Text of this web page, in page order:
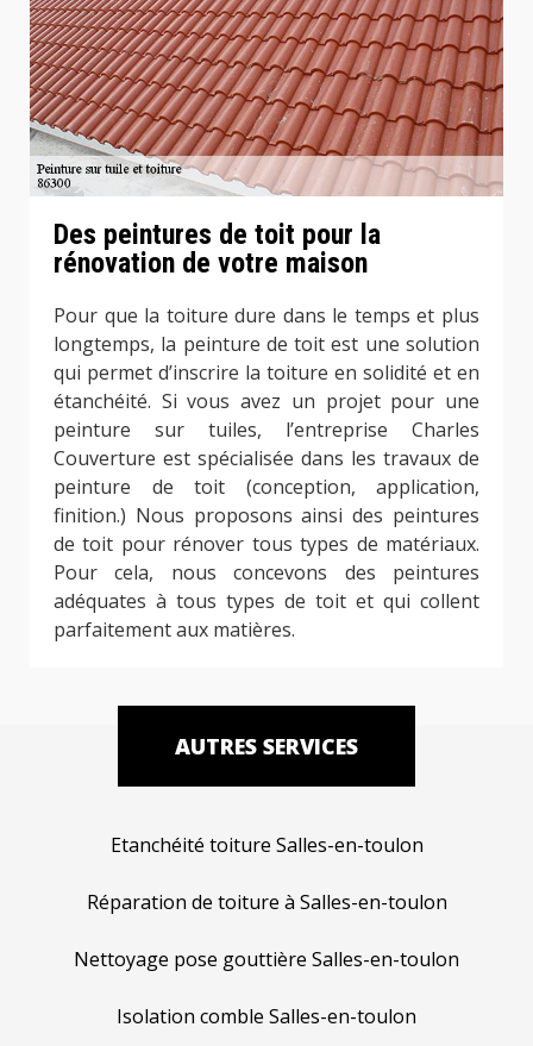
Des peintures de toit pour la
rénovation de votre maison
Pour que la toiture dure dans le temps et plus
longtemps, la peinture de toit est une solution
qui permet d’inscrire la toiture en solidité et en
étanchéité. Si vous avez un projet pour une
peinture sur tuiles, l’entreprise Charles
Couverture est spécialisée dans les travaux de
peinture de toit (conception, application,
finition.) Nous proposons ainsi des peintures
de toit pour rénover tous types de matériaux.
Pour cela, nous concevons des peintures
adéquates à tous types de toit et qui collent
parfaitement aux matières.
AUTRES SERVICES
Etanchéité toiture Salles-en-toulon
Réparation de toiture à Salles-en-toulon
Nettoyage pose gouttière Salles-en-toulon
Isolation comble Salles-en-toulon